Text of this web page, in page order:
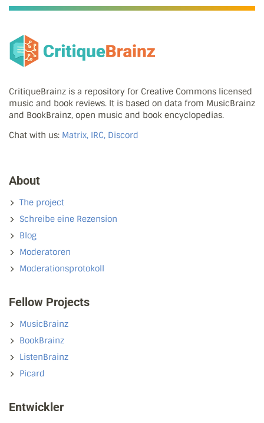
CritiqueBrainz is a repository for Creative Commons licensed
music and book reviews. It is based on data from MusicBrainz
and BookBrainz, open music and book encyclopedias.
Chat with us: Matrix, IRC, Discord
About
The project
Schreibe eine Rezension
Blog
Moderatoren
Moderationsprotokoll
Fellow Projects
MusicBrainz
BookBrainz
ListenBrainz
Picard
Entwickler